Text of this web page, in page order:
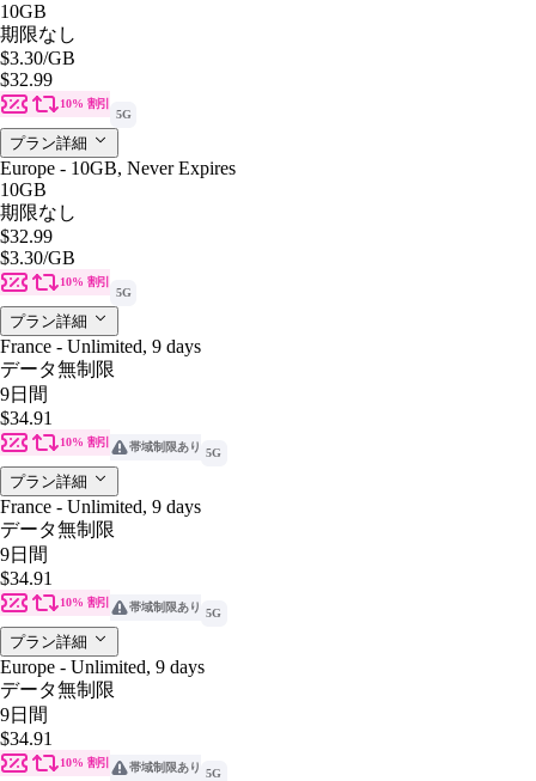
10GB
期限なし
$3.30/GB
$32.99
10% 割引
5G
プラン詳細
Europe - 10GB, Never Expires
10GB
期限なし
$32.99
$3.30/GB
10% 割引
5G
プラン詳細
France - Unlimited, 9 days
データ無制限
9日間
$34.91
10% 割引 帯域制限あり 5G
プラン詳細
France - Unlimited, 9 days
データ無制限
9日間
$34.91
10% 割引 帯域制限あり 5G
プラン詳細
Europe - Unlimited, 9 days
データ無制限
9日間
$34.91
10% 割引 帯域制限あり 5G